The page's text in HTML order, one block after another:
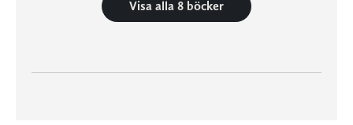
Visa alla 8 böcker